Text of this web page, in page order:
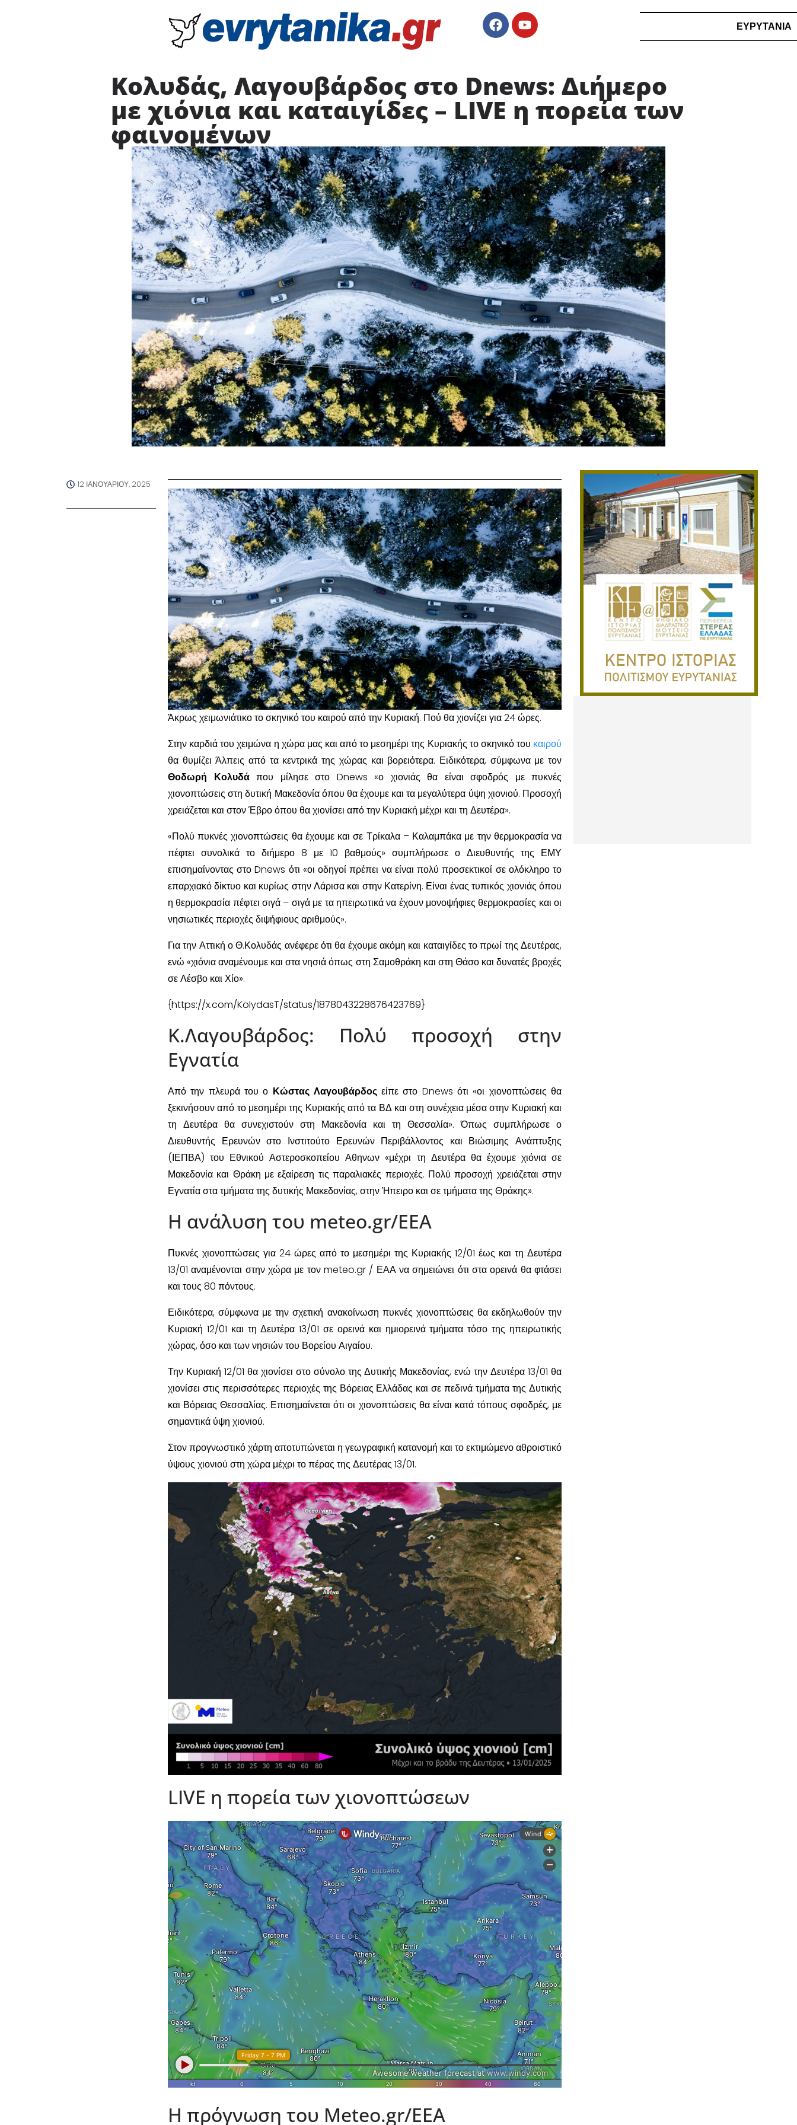
ΕΥΡΥΤΑΝΙΑ
Κολυδάς, Λαγουβάρδος στο Dnews: Διήμερο
με χιόνια και καταιγίδες – LIVE η πορεία των
φαινομένων
12 ΙΑΝΟΥΑΡΊΟΥ, 2025
Άκρως χειμωνιάτικο το σκηνικό του καιρού από την Κυριακή. Πού θα χιονίζει για 24 ώρες.
Στην καρδιά του χειμώνα η χώρα μας και από το μεσημέρι της Κυριακής το σκηνικό του καιρού
θα θυμίζει Άλπεις από τα κεντρικά της χώρας και βορειότερα. Ειδικότερα, σύμφωνα με τον
Θοδωρή Κολυδάπου μίλησε στο Dnews «ο χιονιάς θα είναι σφοδρός με πυκνές
χιονοπτώσεις στη δυτική Μακεδονία όπου θα έχουμε και τα μεγαλύτερα ύψη χιονιού. Προσοχή
χρειάζεται και στον Έβρο όπου θα χιονίσει από την Κυριακή μέχρι και τη Δευτέρα».
«Πολύ πυκνές χιονοπτώσεις θα έχουμε και σε Τρίκαλα – Καλαμπάκα με την θερμοκρασία να
πέφτει συνολικά το διήμερο 8 με 10 βαθμούς» συμπλήρωσε ο Διευθυντής της ΕΜΥ
επισημαίνοντας στο Dnews ότι «οι οδηγοί πρέπει να είναι πολύ προσεκτικοί σε ολόκληρο το
επαρχιακό δίκτυο και κυρίως στην Λάρισα και στην Κατερίνη. Είναι ένας τυπικός χιονιάς όπου
η θερμοκρασία πέφτει σιγά – σιγά με τα ηπειρωτικά να έχουν μονοψήφιες θερμοκρασίες και οι
νησιωτικές περιοχές διψήφιους αριθμούς».
Για την Αττική ο Θ.Κολυδάς ανέφερε ότι θα έχουμε ακόμη και καταιγίδες το πρωί της Δευτέρας,
ενώ «χιόνια αναμένουμε και στα νησιά όπως στη Σαμοθράκη και στη Θάσο και δυνατές βροχές
σε Λέσβο και Χίο».
{https://x.com/KolydasT/status/1878043228676423769}
Κ.Λαγουβάρδος: Πολύ προσοχή στην
Εγνατία
Από την πλευρά του ο Κώστας Λαγουβάρδοςείπε στο Dnews ότι «οι χιονοπτώσεις θα
ξεκινήσουν από το μεσημέρι της Κυριακής από τα ΒΔ και στη συνέχεια μέσα στην Κυριακή και
τη Δευτέρα θα συνεχιστούν στη Μακεδονία και τη Θεσσαλία». Όπως συμπλήρωσε ο
Διευθυντής Ερευνών στο Ινστιτούτο Ερευνών Περιβάλλοντος και Βιώσιμης Ανάπτυξης
(ΙΕΠΒΑ) του Εθνικού Αστεροσκοπείου Αθηνων «μέχρι τη Δευτέρα θα έχουμε χιόνια σε
Μακεδονία και Θράκη με εξαίρεση τις παραλιακές περιοχές. Πολύ προσοχή χρειάζεται στην
Εγνατία στα τμήματα της δυτικής Μακεδονίας, στην Ήπειρο και σε τμήματα της Θράκης».
Η ανάλυση του meteo.gr/EEA
Πυκνές χιονοπτώσεις για 24 ώρες από το μεσημέρι της Κυριακής 12/01 έως και τη Δευτέρα
13/01 αναμένονται στην χώρα με τον meteo.gr / ΕΑΑ να σημειώνει ότι στα ορεινά θα φτάσει
και τους 80 πόντους.
Ειδικότερα, σύμφωνα με την σχετική ανακοίνωση πυκνές χιονοπτώσεις θα εκδηλωθούν την
Κυριακή 12/01 και τη Δευτέρα 13/01 σε ορεινά και ημιορεινά τμήματα τόσο της ηπειρωτικής
χώρας, όσο και των νησιών του Βορείου Αιγαίου.
Την Κυριακή 12/01 θα χιονίσει στο σύνολο της Δυτικής Μακεδονίας, ενώ την Δευτέρα 13/01 θα
χιονίσει στις περισσότερες περιοχές της Βόρειας Ελλάδας και σε πεδινά τμήματα της Δυτικής
και Βόρειας Θεσσαλίας. Επισημαίνεται ότι οι χιονοπτώσεις θα είναι κατά τόπους σφοδρές, με
σημαντικά ύψη χιονιού.
Στον προγνωστικό χάρτη αποτυπώνεται η γεωγραφική κατανομή και το εκτιμώμενο αθροιστικό
ύψους χιονιού στη χώρα μέχρι το πέρας της Δευτέρας 13/01.
LIVE η πορεία των χιονοπτώσεων
Η πρόγνωση του Meteo.gr/ΕΕΑ